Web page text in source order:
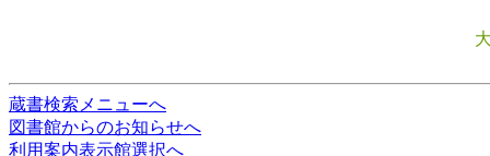
蔵書検索メニューへ
図書館からのお知らせへ
利用案内表示館選択へ